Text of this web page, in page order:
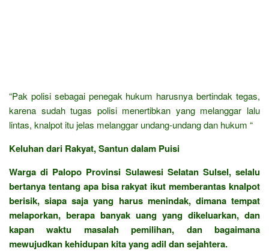
“Pak polisi sebagai penegak hukum harusnya bertindak tegas,
karena sudah tugas polisi menertibkan yang melanggar lalu
lintas, knalpot itu jelas melanggar undang-undang dan hukum “
Keluhan dari Rakyat, Santun dalam Puisi
Warga di Palopo Provinsi Sulawesi Selatan Sulsel, selalu
bertanya tentang apa bisa rakyat ikut memberantas knalpot
berisik, siapa saja yang harus menindak, dimana tempat
melaporkan, berapa banyak uang yang dikeluarkan, dan
kapan waktu masalah pemilihan, dan bagaimana
mewujudkan kehidupan kita yang adil dan sejahtera.